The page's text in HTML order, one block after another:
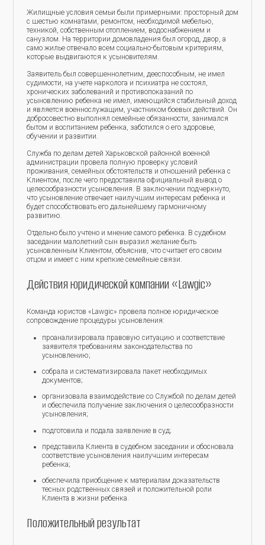
Жилищные условия семьи были примерными: просторный дом
с шестью комнатами, ремонтом, необходимой мебелью,
техникой, собственным отоплением, водоснабжением и
санузлом. На территории домовладения был огород, двор, а
само жилье отвечало всем социально-бытовым критериям,
которые выдвигаются к усыновителям.
Заявитель был совершеннолетним, дееспособным, не имел
судимости, на учете нарколога и психиатра не состоял,
хронических заболеваний и противопоказаний по
усыновлению ребенка не имел, имеющийся стабильный доход
и является военнослужащим, участником боевых действий. Он
добросовестно выполнял семейные обязанности, занимался
бытом и воспитанием ребенка, заботился о его здоровье,
обучении и развитии.
Служба по делам детей Харьковской районной военной
администрации провела полную проверку условий
проживания, семейных обстоятельств и отношений ребенка с
Клиентом, после чего предоставила официальный вывод о
целесообразности усыновления. В заключении подчеркнуто,
что усыновление отвечает наилучшим интересам ребенка и
будет способствовать его дальнейшему гармоничному
развитию.
Отдельно было учтено и мнение самого ребенка. В судебном
заседании малолетний сын выразил желание быть
усыновленным Клиентом, объяснив, что считает его своим
отцом и имеет с ним крепкие семейные связи.
Действия юридической компании «Lawgic»
Команда юристов «Lawgic» провела полное юридическое
сопровождение процедуры усыновления:
проанализировала правовую ситуацию и соответствие
заявителя требованиям законодательства по
усыновлению;
собрала и систематизировала пакет необходимых
документов;
организовала взаимодействие со Службой по делам детей
и обеспечила получение заключения о целесообразности
усыновления;
подготовила и подала заявление в суд;
представила Клиента в судебном заседании и обосновала
соответствие усыновления наилучшим интересам
ребенка;
обеспечила приобщение к материалам доказательств
тесных родственных связей и положительной роли
Клиента в жизни ребенка.
Положительный результат